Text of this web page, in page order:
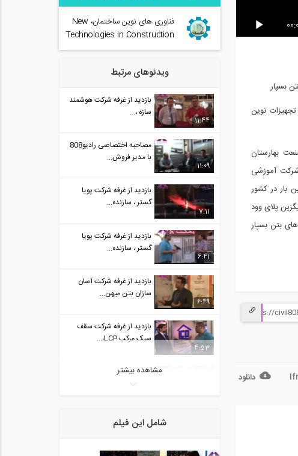
نوین
بهارستان
لیتر) و اندیشه برتر میران (شرکت آموزشی
بار در کشور
پلای وود
بتن بسپار
دانلود
فناوری‌ های نوین ساختمان، New
Technologies in Construction
ویدئوهای مرتبط
11:44
بازدید از غرفه شرکت هوشمند
سازه ،...
11:09
مصاحبه اختصاصی رادیو808
با مدیر فروش...
7:11
بازدید از غرفه شرکت پویا
گستر ، سازنده...
6:41
بازدید از غرفه شرکت پویا
گستر ، سازنده...
6:49
بازدید از غرفه شرکت آسان
سازان بتن میهن...
4:53
بازدید از غرفه شرکت سقف
سبک مرکب LCP،...
بازدید از غرفه شرکت کیلو
بازدید از غرفه شرکت
استرونگ هلد ایران (...
مشاهده بیشتر
شامل این فیلم